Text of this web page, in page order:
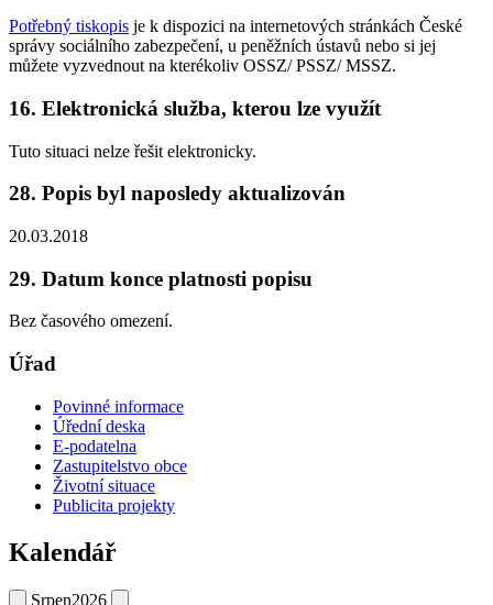
Potřebný tiskopis je k dispozici na internetových stránkách České
správy sociálního zabezpečení, u peněžních ústavů nebo si jej
můžete vyzvednout na kterékoliv OSSZ/ PSSZ/ MSSZ.
16. Elektronická služba, kterou lze využít
Tuto situaci nelze řešit elektronicky.
28. Popis byl naposledy aktualizován
20.03.2018
29. Datum konce platnosti popisu
Bez časového omezení.
Úřad
Povinné informace
Úřední deska
E-podatelna
Zastupitelstvo obce
Životní situace
Publicita projekty
Kalendář
Srpen2026